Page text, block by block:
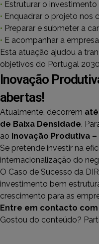
• Estruturar o
• Enquadrar o projeto nos
• Preparar e submeter a
• E acompanhar a
Esta atuação ajudou a
objetivos do Portugal
Inovação
abertas!
Atualmente, decorrem
de Baixa Densidade.
ao Inovação Produtiva
Se pretende investir na
internacionalização do
O Caso de Sucesso da
investimento bem
crescimento para as
Entre em contacto
Gostou do conteúdo?